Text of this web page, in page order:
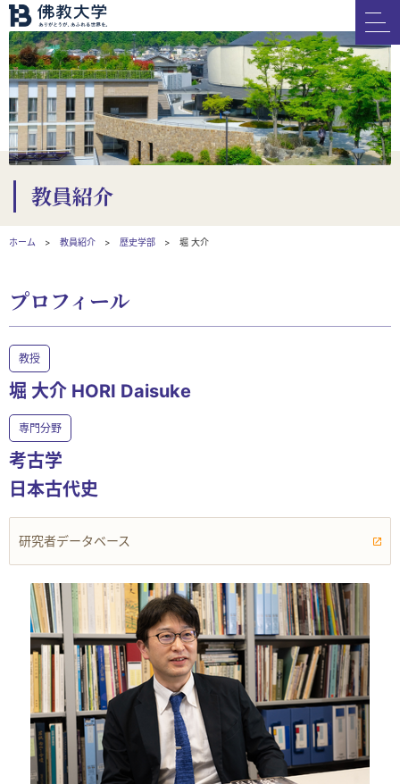
教員紹介
ホーム 教員紹介 歴史学部 堀 大介
プロフィール
教授
堀 大介 HORI Daisuke
専門分野
考古学
日本古代史
研究者データベース